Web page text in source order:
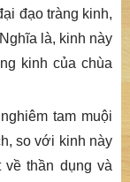
đạo tràng kinh,
là, kinh này
kinh của chùa
tam muội
so với kinh này
về thần dụng và